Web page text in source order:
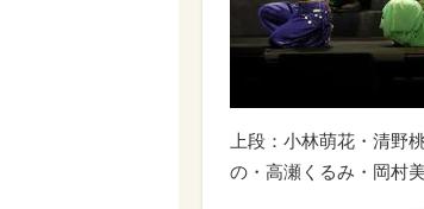
上段：小林萌花・清野
の・高瀬くるみ・岡村